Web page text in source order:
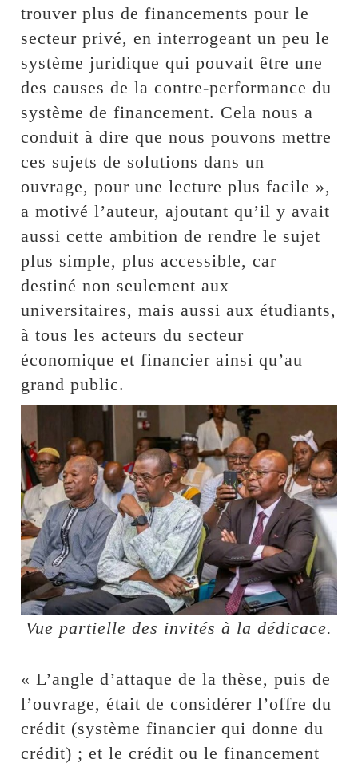
trouver plus de financements pour le
secteur privé, en interrogeant un peu le
système juridique qui pouvait être une
des causes de la contre-performance du
système de financement. Cela nous a
conduit à dire que nous pouvons mettre
ces sujets de solutions dans un
ouvrage, pour une lecture plus facile »,
a motivé l’auteur, ajoutant qu’il y avait
aussi cette ambition de rendre le sujet
plus simple, plus accessible, car
destiné non seulement aux
universitaires, mais aussi aux étudiants,
à tous les acteurs du secteur
économique et financier ainsi qu’au
grand public.
Vue partielle des invités à la dédicace.
« L’angle d’attaque de la thèse, puis de
l’ouvrage, était de considérer l’offre du
crédit (système financier qui donne du
crédit) ; et le crédit ou le financement